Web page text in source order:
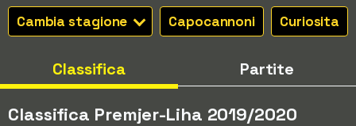
Cambia stagione Capocannoni Curiosita
Classifica Partite
Classifica Premjer-Liha 2019/2020